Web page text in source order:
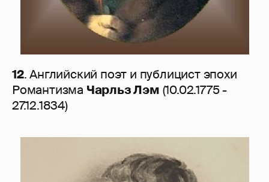
12. Английский поэт и публицист эпохи
Романтизма Чарльз Лэм (10.02.1775 -
27.12.1834)